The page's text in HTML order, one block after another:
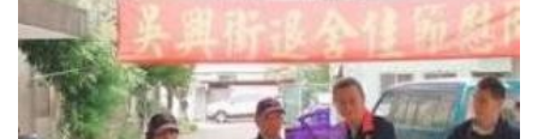
刊登